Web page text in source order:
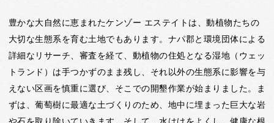
豊かな大自然に恵まれたケンゾー エステイトは、動植物たちの
大切な生態系を育む土地でもあります。ナパ郡と環境団体による
詳細なリサーチ、審査を経て、動植物の住処となる湿地（ウェッ
トランド）は手つかずのまま残し、それ以外の生態系に影響を与
えない区画を慎重に選び、そこでの開墾作業が始まりました。ま
ずは、葡萄樹に最適な土づくりのため、地中に埋まった巨大な岩